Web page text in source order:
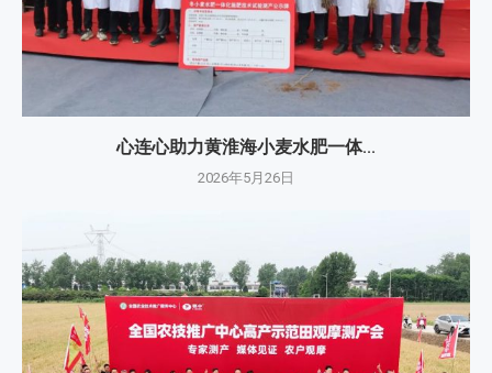
心连心助力黄淮海小麦水肥一体...
2026年5月26日